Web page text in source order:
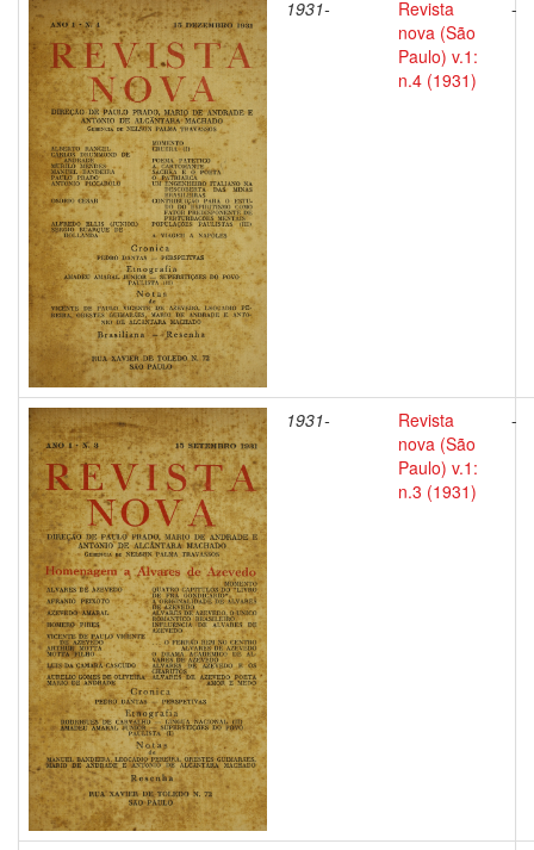
1931-
Revista
nova (São
Paulo) v.1:
n.4 (1931)
-
1931-
Revista
nova (São
Paulo) v.1:
n.3 (1931)
-